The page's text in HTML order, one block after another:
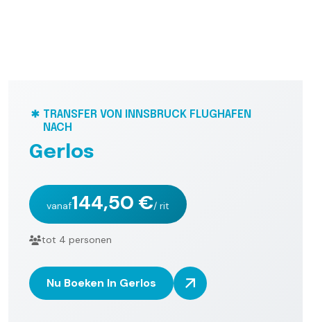
TRANSFER VON INNSBRUCK FLUGHAFEN
NACH
Gerlos
vanaf144,50 €/ rit
tot 4 personen
Nu Boeken In Gerlos